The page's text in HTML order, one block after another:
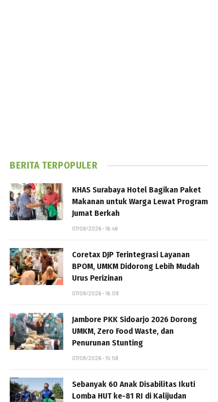
BERITA TERPOPULER
KHAS Surabaya Hotel Bagikan Paket
Makanan untuk Warga Lewat Program
Jumat Berkah
07/08/2026 - 16:46
Coretax DJP Terintegrasi Layanan
BPOM, UMKM Didorong Lebih Mudah
Urus Perizinan
07/08/2026 - 16:09
Jambore PKK Sidoarjo 2026 Dorong
UMKM, Zero Food Waste, dan
Penurunan Stunting
07/08/2026 - 15:59
Sebanyak 60 Anak Disabilitas Ikuti
Lomba HUT ke-81 RI di Kalijudan